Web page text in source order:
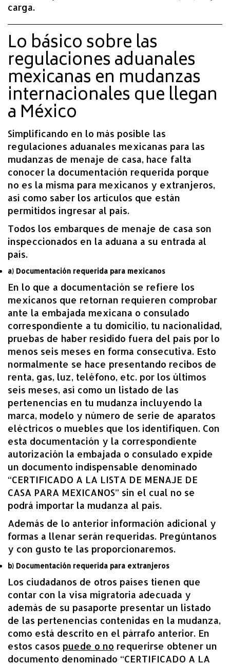
carga.
Lo básico sobre las
regulaciones aduanales
mexicanas en mudanzas
internacionales que llegan
a México
Simplificando en lo más posible las
regulaciones aduanales mexicanas para las
mudanzas de menaje de casa, hace falta
conocer la documentación requerida porque
no es la misma para mexicanos y extranjeros,
así como saber los artículos que están
permitidos ingresar al país.
Todos los embarques de menaje de casa son
inspeccionados en la aduana a su entrada al
país.
a) Documentación requerida para mexicanos
En lo que a documentación se refiere los
mexicanos que retornan requieren comprobar
ante la embajada mexicana o consulado
correspondiente a tu domicilio, tu nacionalidad,
pruebas de haber residido fuera del país por lo
menos seis meses en forma consecutiva. Esto
normalmente se hace presentando recibos de
renta, gas, luz, teléfono, etc. por los últimos
seis meses, así como un listado de las
pertenencias en tu mudanza incluyendo la
marca, modelo y número de serie de aparatos
eléctricos o muebles que los identifiquen. Con
esta documentación y la correspondiente
autorización la embajada o consulado expide
un documento indispensable denominado
“CERTIFICADO A LA LISTA DE MENAJE DE
CASA PARA MEXICANOS” sin el cual no se
podrá importar la mudanza al país.
Además de lo anterior información adicional y
formas a llenar serán requeridas. Pregúntanos
y con gusto te las proporcionaremos.
b) Documentación requerida para extranjeros
Los ciudadanos de otros países tienen que
contar con la visa migratoria adecuada y
además de su pasaporte presentar un listado
de las pertenencias contenidas en la mudanza,
como está descrito en el párrafo anterior. En
estos casos puede o no requerirse obtener un
documento denominado “CERTIFICADO A LA